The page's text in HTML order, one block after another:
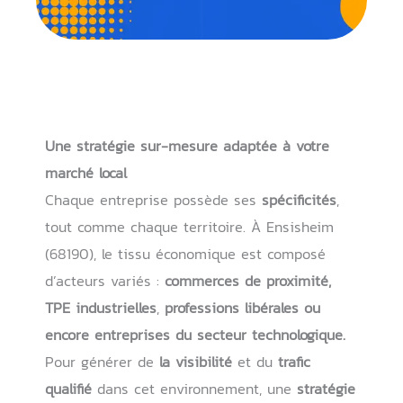
Une stratégie sur-mesure adaptée à votre
marché local
Chaque entreprise possède ses spécificités,
tout comme chaque territoire. À Ensisheim
(68190), le tissu économique est composé
d’acteurs variés : commerces de proximité,
TPE industrielles, professions libérales ou
encore entreprises du secteur technologique.
Pour générer de la visibilité et du trafic
qualifié dans cet environnement, une stratégie